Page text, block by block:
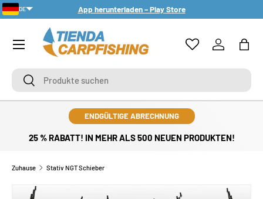
DIREKT ZUM INHALT
App herunterladen – Play Store
SuchenSuchen
Einloggen
ENDGÜLTIGE ABRECHNUNG
25 % RABATT! IN MEHR ALS 500 NEUEN PRODUKTEN!
Zuhause Stativ NGT Schieber
DE